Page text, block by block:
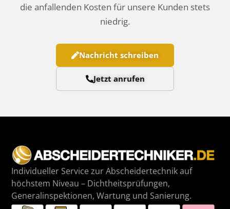
die anfallenden Kosten für unsere Kunden stets
niedrig.
Nachricht schreiben
Jetzt anrufen
Individueller Service zur Abscheidertechnik auf
höchstem Niveau – Dichtheitsprüfungen,
Generalinspektionen, Wartung und Sanierung.